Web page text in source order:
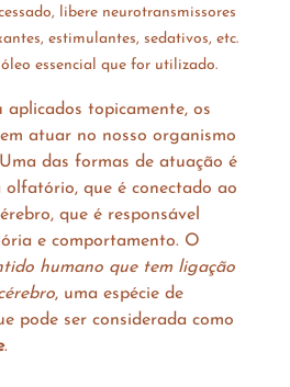
libere neurotransmissores
estimulantes, sedativos, etc.
essencial que for utilizado.
topicamente, os
atuar no nosso organismo
das formas de atuação é
olfatório, que é conectado ao
que é responsável
e comportamento. O
humano que tem ligação
, uma espécie de
pode ser considerada como
.